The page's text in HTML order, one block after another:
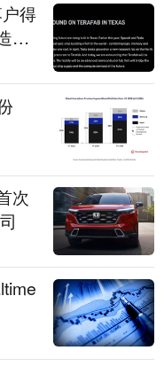
得
带
次